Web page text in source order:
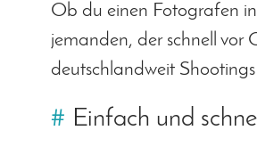
Ob du einen Fotografen
jemanden, der schnell vor
deutschlandweit
# Einfach und